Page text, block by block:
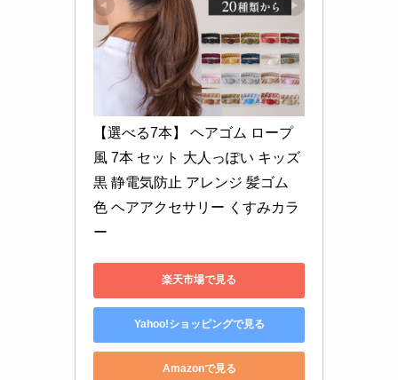
【選べる7本】 ヘアゴム ロープ
風 7本 セット 大人っぽい キッズ
黒 静電気防止 アレンジ 髪ゴム
色 ヘアアクセサリー くすみカラ
ー
楽天市場で見る
Yahoo!ショッピングで見る
Amazonで見る